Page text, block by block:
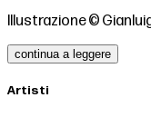
Illustrazione ©
continua a leggere
Artisti